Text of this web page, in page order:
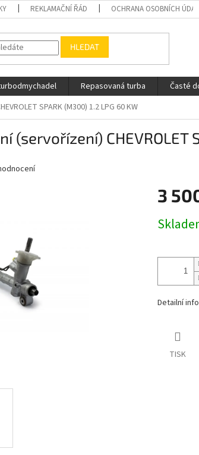
REKLAMAČNÍ ŘÁD OCHRANA OSOBNÍCH ÚDAJŮ
HLEDAT
Repasovaná turba Časté
SPARK (M300) 1.2 LPG 60 KW
(servořízení) CHEVROLET
3
cena:
Detailní
TISK